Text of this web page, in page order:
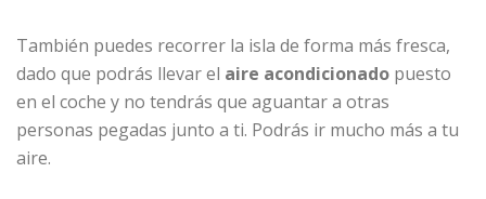
También puedes recorrer la isla de forma más fresca,
dado que podrás llevar el aire acondicionado puesto
en el coche y no tendrás que aguantar a otras
personas pegadas junto a ti. Podrás ir mucho más a tu
aire.